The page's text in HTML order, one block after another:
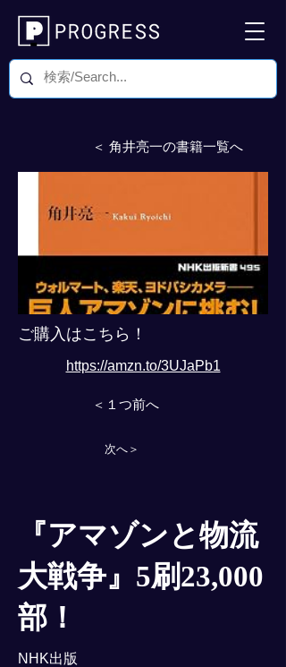
＜ 角井亮一の書籍一覧へ
ご購入はこちら！
https://amzn.to/3UJaPb1
＜１つ前へ
次へ＞
『アマゾンと物流
大戦争』5刷23,000
部！
NHK出版